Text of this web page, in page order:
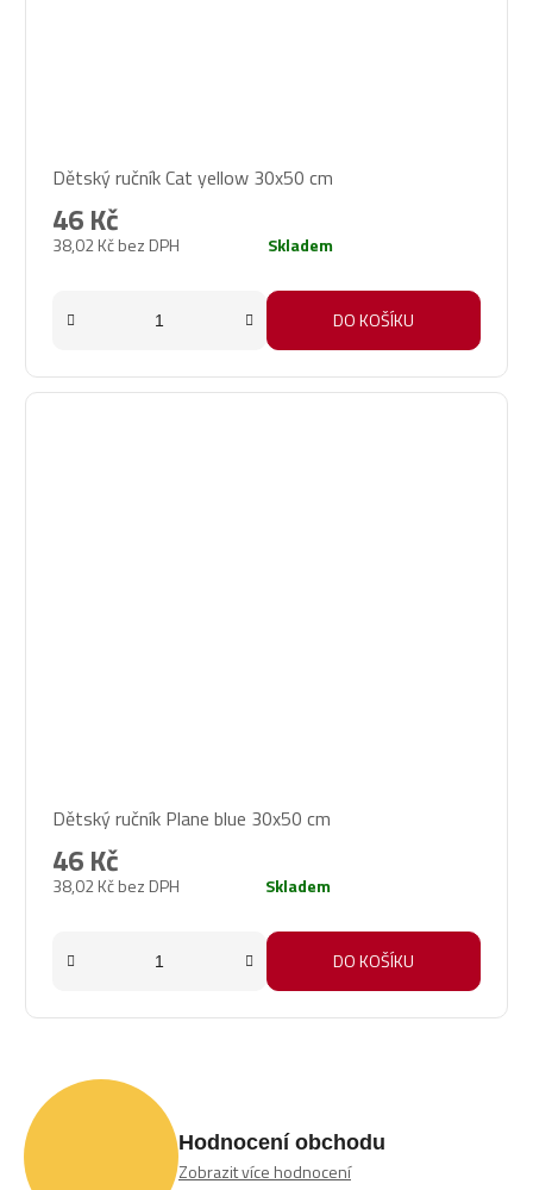
Dětský ručník Cat yellow 30x50 cm
38,02 Kč bez DPH
46 Kč
Skladem
DO KOŠÍKU
hodnocení
produktu
je
Dětský ručník Plane blue 30x50 cm
38,02 Kč bez DPH
46 Kč
Skladem
DO KOŠÍKU
Hodnocení obchodu
Zobrazit více hodnocení